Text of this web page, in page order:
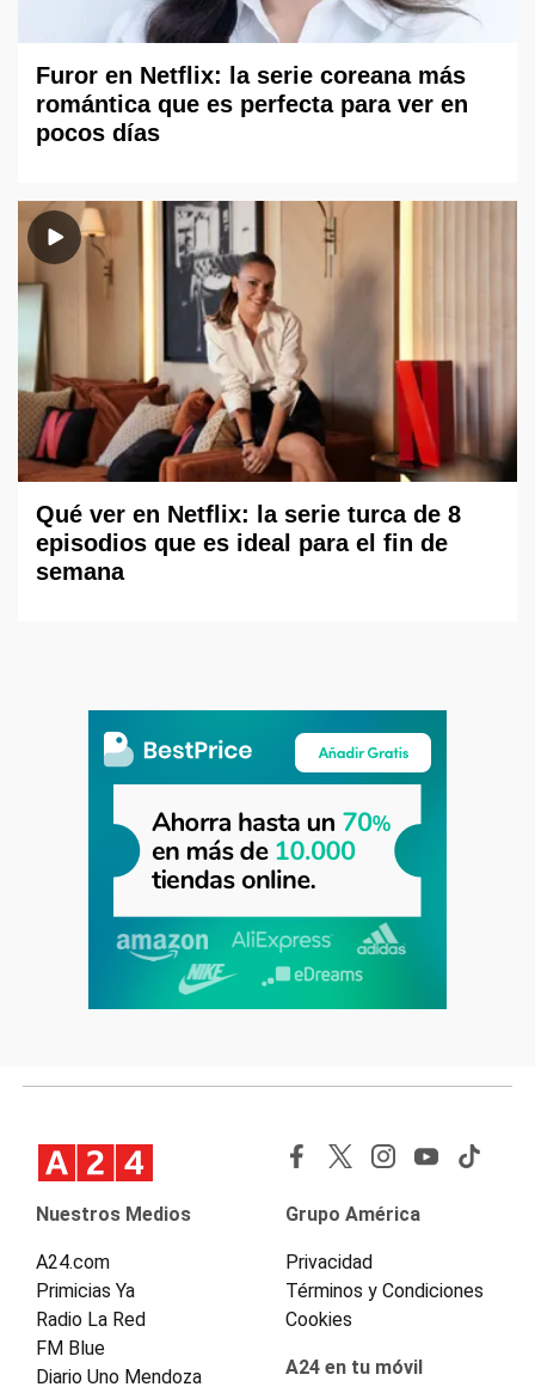
Furor en Netflix: la serie coreana más
romántica que es perfecta para ver en
pocos días
Qué ver en Netflix: la serie turca de 8
episodios que es ideal para el fin de
semana
Nuestros Medios
A24.com
Primicias Ya
Radio La Red
FM Blue
Diario Uno Mendoza
Grupo América
Privacidad
Términos y Condiciones
Cookies
A24 en tu móvil